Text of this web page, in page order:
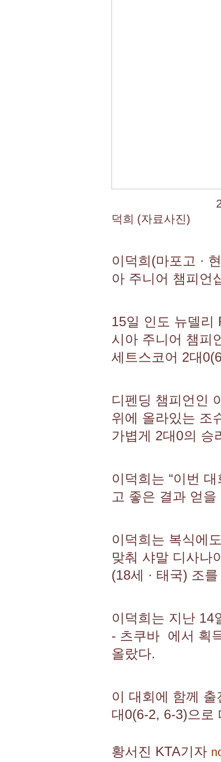
덕희 (자료사진)
이덕희(마포고 ·
아 주니어 챔피언
15일 인도 뉴델리
시아 주니어 챔피
세트스코어 2대
디펜딩 챔피언인
위에 올라있는 조
가볍게 2대0의 승
이덕희는 “이번
고 좋은 결과 얻
이덕희는 복식에
맞춰 샤말 디사나
(18세 · 태국) 조
이덕희는 지난 14
- 츠쿠바 에서 획
올랐다.
이 대회에 함께
대0(6-2, 6-3)으로
황서진 KTA기자